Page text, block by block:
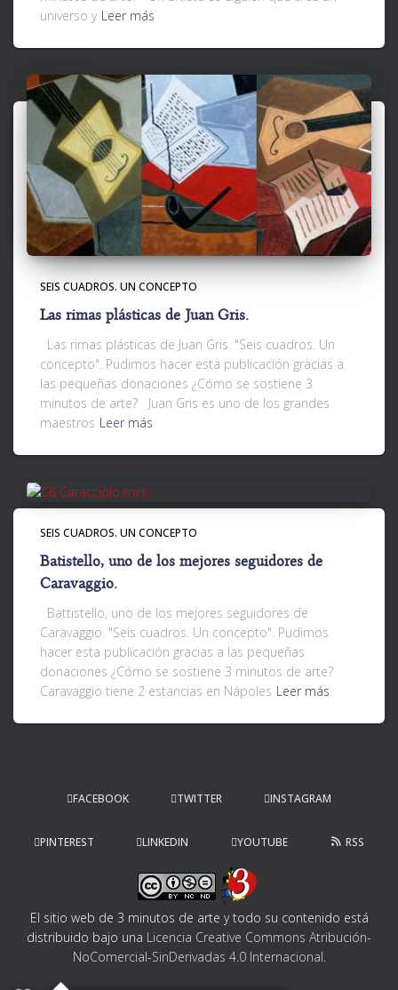
universo y Leer más
SEIS CUADROS. UN CONCEPTO
Las rimas plásticas de Juan Gris.
Las rimas plásticas de Juan Gris. "Seis cuadros. Un
concepto". Pudimos hacer esta publicación gracias a
las pequeñas donaciones ¿Cómo se sostiene 3
minutos de arte? Juan Gris es uno de los grandes
maestros Leer más
SEIS CUADROS. UN CONCEPTO
Batistello, uno de los mejores seguidores de
Caravaggio.
Battistello, uno de los mejores seguidores de
Caravaggio. "Seis cuadros. Un concepto". Pudimos
hacer esta publicación gracias a las pequeñas
donaciones ¿Cómo se sostiene 3 minutos de arte?
Caravaggio tiene 2 estancias en Nápoles Leer más
FACEBOOK TWITTER INSTAGRAM
PINTEREST LINKEDIN YOUTUBE RSS
El sitio web de 3 minutos de arte y todo su contenido está
distribuido bajo una Licencia Creative Commons Atribución-
NoComercial-SinDerivadas 4.0 Internacional.